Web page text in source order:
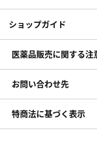
ショップガイド
医薬品販売に関する注
お問い合わせ先
特商法に基づく表示